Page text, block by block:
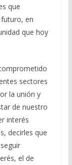
que
en
que hoy
sectores
la unión y
de nuestro
interés
decirles que
el de